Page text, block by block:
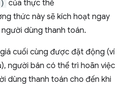
của thực thể
thức này sẽ kích hoạt ngay
dùng thanh toán.
cuối cùng được đặt động (ví
người bán có thể trì hoãn việc
dùng thanh toán cho đến khi